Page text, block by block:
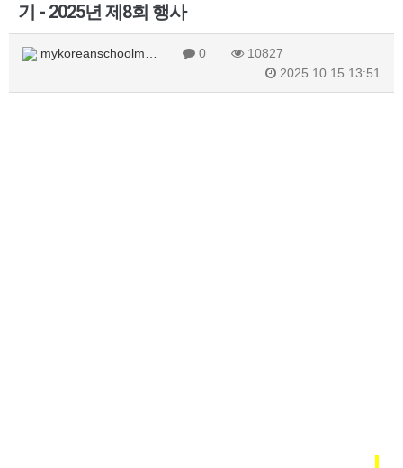
기 - 2025년 제8회 행사
mykoreanschoolm… 0
10827
2025.10.15 13:51